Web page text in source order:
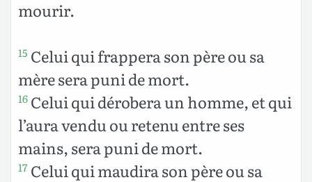
mourir.
15 Celui qui frappera son père ou sa
mère sera puni de mort.
16 Celui qui dérobera un homme, et qui
l’aura vendu ou retenu entre ses
mains, sera puni de mort.
17 Celui qui maudira son père ou sa